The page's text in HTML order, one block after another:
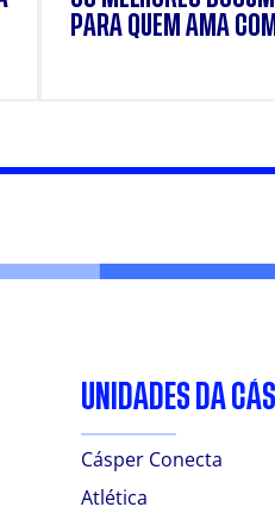
PARA QUEM AMA
UNIDADES DA
Cásper Conecta
Atlética